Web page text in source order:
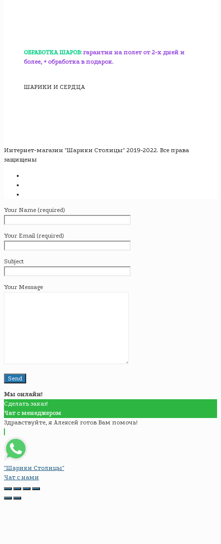
ОБРАБОТКА ШАРОВ: гарантия на полет от 2-х дней и
более, + обработка в подарок.
ШАРИКИ И СЕРДЦА
Интернет-магазин "Шарики Столицы" 2019-2022. Все права
защищены
Your Name (required)
Your Email (required)
Subject
Your Message
Мы онлайн!
Сделать заказ!
Чат с менеджером
Здравствуйте, я Алексей готов Вам помочь!
"Шарики Столицы"
Чат с нами